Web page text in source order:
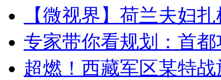
【微视界】荷兰夫妇
专家带你看规划：首
超燃！西藏军区某特